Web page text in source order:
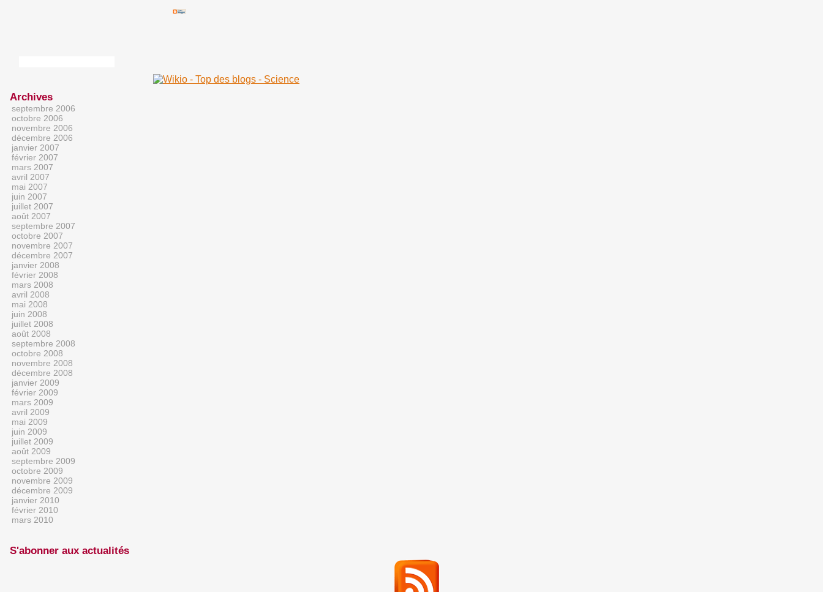
Archives
septembre 2006
octobre 2006
novembre 2006
décembre 2006
janvier 2007
février 2007
mars 2007
avril 2007
mai 2007
juin 2007
juillet 2007
août 2007
septembre 2007
octobre 2007
novembre 2007
décembre 2007
janvier 2008
février 2008
mars 2008
avril 2008
mai 2008
juin 2008
juillet 2008
août 2008
septembre 2008
octobre 2008
novembre 2008
décembre 2008
janvier 2009
février 2009
mars 2009
avril 2009
mai 2009
juin 2009
juillet 2009
août 2009
septembre 2009
octobre 2009
novembre 2009
décembre 2009
janvier 2010
février 2010
mars 2010
S'abonner aux actualités